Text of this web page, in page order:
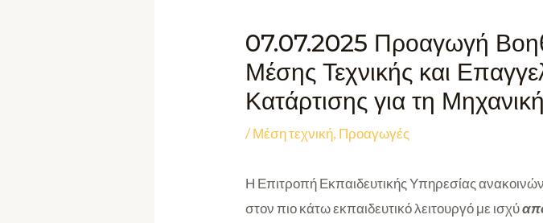
07.07.2025 Προαγωγή
Μέσης Τεχνικής και
Κατάρτισης για τη
/Μέση τεχνική, Προαγωγές
Η Επιτροπή Εκπαιδευτικής Υπηρεσίας
στον πιο κάτω εκπαιδευτικό λειτουργό με ισχύ